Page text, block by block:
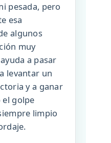
pesada, pero
esa
algunos
muy
a pasar
levantar un
y a ganar
el golpe
limpio